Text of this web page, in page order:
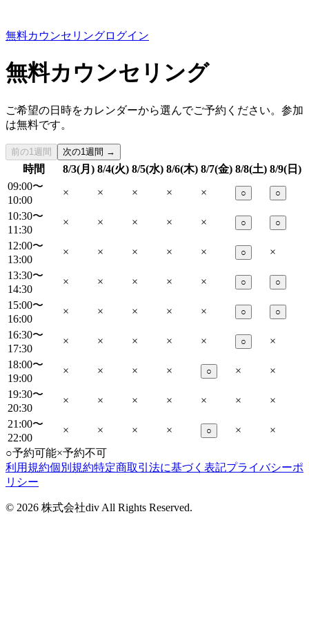
無料カウンセリングログイン
無料カウンセリング
ご希望の日時をカレンダーから選んでご予約ください。参加
は無料です。
前の1週間 次の1週間 →
時間 8/3(月) 8/4(火) 8/5(水) 8/6(木) 8/7(金) 8/8(土) 8/9(日)
09:00〜
10:00
× × × × × ○ ○
10:30〜
11:30
× × × × × ○ ○
12:00〜
13:00
× × × × × ○
×
13:30〜
14:30
× × × × × ○ ○
15:00〜
16:00
× × × × × ○ ○
16:30〜
17:30
× × × × × ○
×
18:00〜
19:00
× × × × ○ ×
×
19:30〜
20:30
× × × × × ×
×
21:00〜
22:00
× × × × ○ ×
×
○予約可能×予約不可
利用規約個別規約特定商取引法に基づく表記プライバシーポ
リシー
© 2026 株式会社div All Rights Reserved.